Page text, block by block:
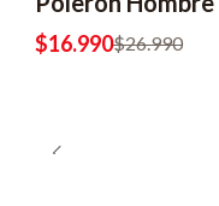
-37% OFF
$16.990$26.990